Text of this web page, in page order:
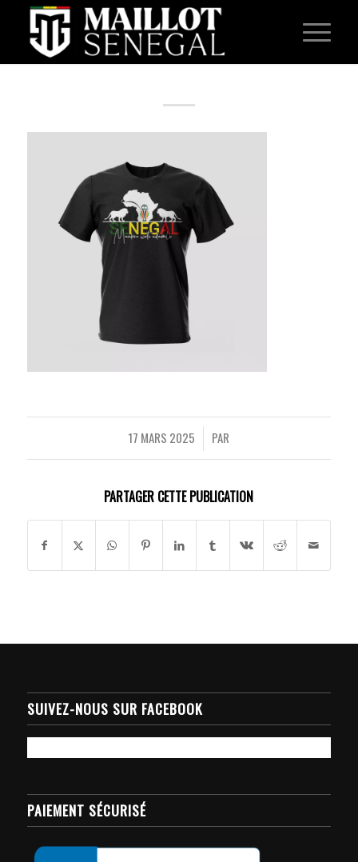
17 MARS 2025
/ PAR
PARTAGER CETTE PUBLICATION
SUIVEZ-NOUS SUR FACEBOOK
PAIEMENT SÉCURISÉ